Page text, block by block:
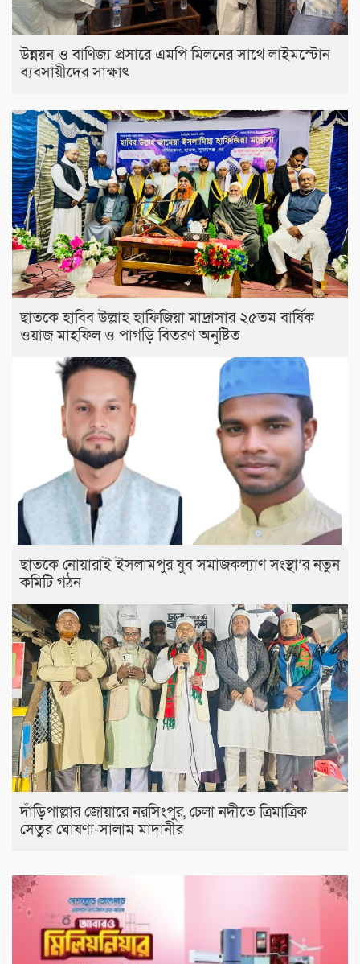
উন্নয়ন ও বাণিজ্য প্রসারে এমপি মিলনের সাথে লাইমস্টোন
ব্যবসায়ীদের সাক্ষাৎ
ছাতকে হাবিব উল্লাহ হাফিজিয়া মাদ্রাসার ২৫তম বার্ষিক
ওয়াজ মাহফিল ও পাগড়ি বিতরণ অনুষ্টিত
ছাতকে নোয়ারাই ইসলামপুর যুব সমাজকল্যাণ সংস্থা’র নতুন
কমিটি গঠন
দাঁড়িপাল্লার জোয়ারে নরসিংপুর, চেলা নদীতে ত্রিমাত্রিক
সেতুর ঘোষণা-সালাম মাদানীর